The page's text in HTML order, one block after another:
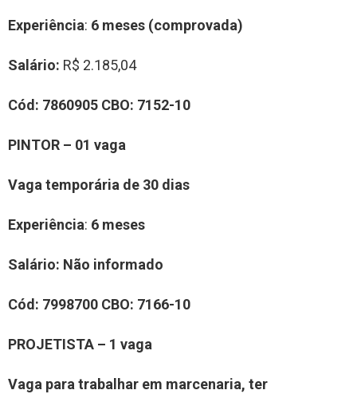
Experiência: 6 meses (comprovada)
Salário: R$ 2.185,04
Cód: 7860905 CBO: 7152-10
PINTOR – 01 vaga
Vaga temporária de 30 dias
Experiência: 6 meses
Salário: Não informado
Cód: 7998700 CBO: 7166-10
PROJETISTA – 1 vaga
Vaga para trabalhar em marcenaria, ter